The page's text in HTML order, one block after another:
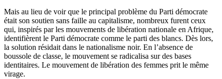
Mais au lieu de voir que le principal problème du Parti démocrate
était son soutien sans faille au capitalisme, nombreux furent ceux
qui, inspirés par les mouvements de libération nationale en Afrique,
identifièrent le Parti démocrate comme le parti des blancs. Dès lors,
la solution résidait dans le nationalisme noir. En l’absence de
boussole de classe, le mouvement se radicalisa sur des bases
identitaires. Le mouvement de libération des femmes prit le même
virage.